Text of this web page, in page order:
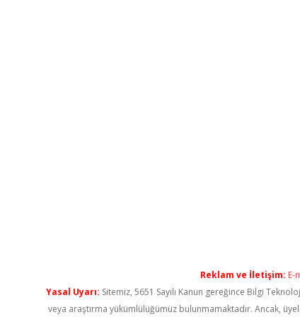
Reklam ve İletişim: E-
Yasal Uyarı: Sitemiz, 5651 Sayılı Kanun gereğince Bilgi
veya araştırma yükümlülüğümüz bulunmamaktadır. Ancak,